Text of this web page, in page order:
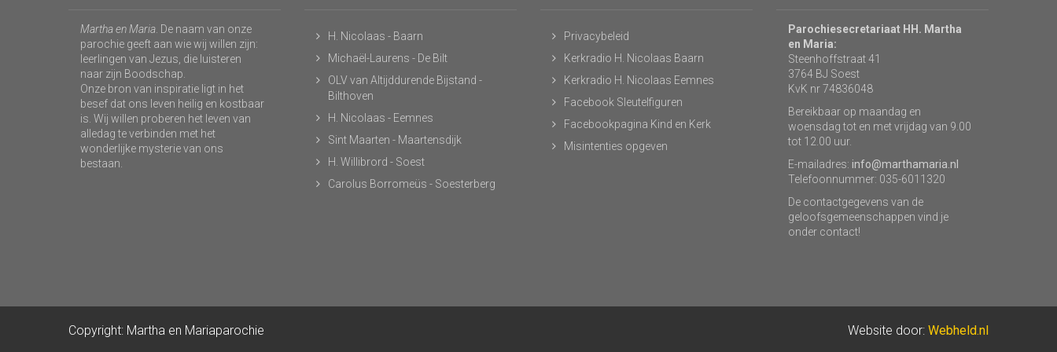
Martha en Maria . De naam van onze
parochie geeft aan wie wij willen zijn:
leerlingen van Jezus, die luisteren
naar zijn Boodschap.
Onze bron van inspiratie ligt in het
besef dat ons leven heilig en kostbaar
is. Wij willen proberen het leven van
alledag te verbinden met het
wonderlijke mysterie van ons
bestaan.
H. Nicolaas - Baarn
Michaël-Laurens - De Bilt
OLV van Altijddurende Bijstand -
Bilthoven
H. Nicolaas - Eemnes
Sint Maarten - Maartensdijk
H. Willibrord - Soest
Carolus Borromeüs - Soesterberg
Privacybeleid
Kerkradio H. Nicolaas Baarn
Kerkradio H. Nicolaas Eemnes
Facebook Sleutelfiguren
Facebookpagina Kind en Kerk
Misintenties opgeven
Parochiesecretariaat HH. Martha
en Maria:
Steenhoffstraat 41
3764 BJ Soest
KvK nr 74836048
Bereikbaar op maandag en
woensdag tot en met vrijdag van 9.00
tot 12.00 uur.
E-mailadres: info@marthamaria.nl
Telefoonnummer: 035-6011320
De contactgegevens van de
geloofsgemeenschappen vind je
onder contact!
Copyright: Martha en Mariaparochie Website door: Webheld.nl